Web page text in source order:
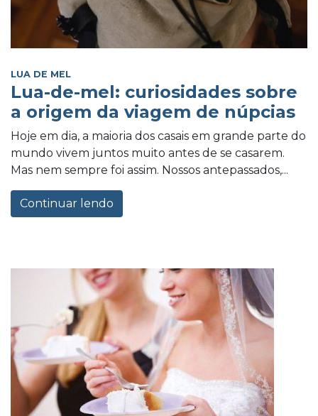
LUA DE MEL
Lua-de-mel: curiosidades sobre
a origem da viagem de núpcias
Hoje em dia, a maioria dos casais em grande parte do
mundo vivem juntos muito antes de se casarem.
Mas nem sempre foi assim. Nossos antepassados,...
Continuar lendo